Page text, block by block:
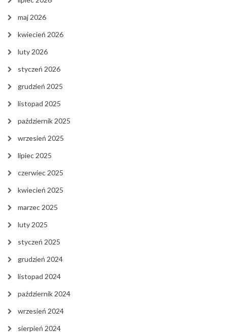
maj 2026
kwiecień 2026
luty 2026
styczeń 2026
grudzień 2025
listopad 2025
październik 2025
wrzesień 2025
lipiec 2025
czerwiec 2025
kwiecień 2025
marzec 2025
luty 2025
styczeń 2025
grudzień 2024
listopad 2024
październik 2024
wrzesień 2024
sierpień 2024